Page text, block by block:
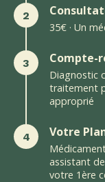
2
35€ · Un
3 Compte-
Diagnostic
traitement
approprié
4 Votre
assistant
votre 1ère